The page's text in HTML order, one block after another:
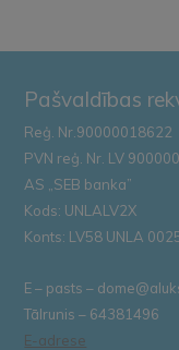
Pašvaldības
Reģ. Nr.90000018622
PVN reģ. Nr. LV
AS „SEB banka”
Kods: UNLALV2X
Konts: LV58 UNLA
E – pasts –
Tālrunis – 64381496
E-adrese